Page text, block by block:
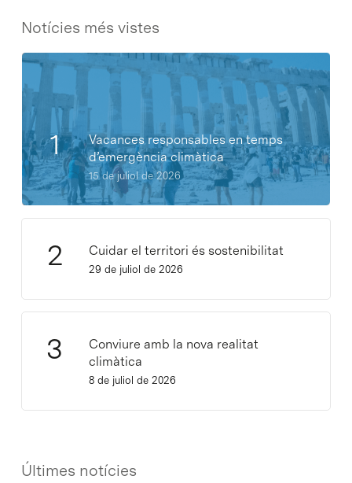
Notícies més vistes
Vacances responsables en temps
d’emergència climàtica
15 de juliol de 2026
Cuidar el territori és sostenibilitat
29 de juliol de 2026
Conviure amb la nova realitat
climàtica
8 de juliol de 2026
Últimes notícies